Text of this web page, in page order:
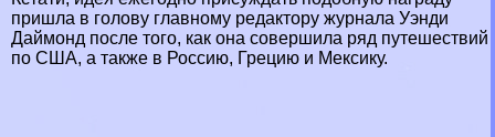
пришла в голову главному редактору журнала Уэнди
Даймонд после того, как она совершила ряд путешествий
по США, а также в Россию, Грецию и Мексику.